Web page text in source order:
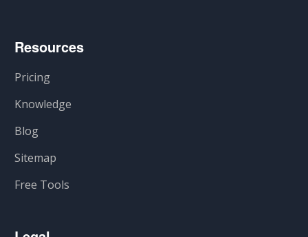
Resources
Pricing
Knowledge
Blog
Sitemap
Free Tools